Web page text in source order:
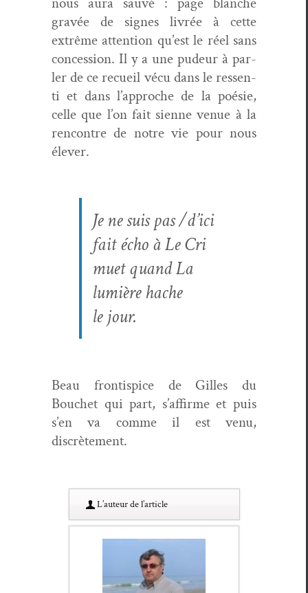
gravée de signes livrée à cette
extrême atten­tion qu’est le réel sans
con­ces­sion. Il y a une pudeur à par­
ler de ce recueil vécu dans le ressen­
ti et dans l’approche de la poésie,
celle que l’on fait sienne venue à la
ren­con­tre de notre vie pour nous
élever.
Je ne suis pas /d’ici
fait écho àLe Cri
muetquandLa
lumière hache
le jour.
Beau fron­tispice de Gilles du
Bouchet qui part, s’affirme et puis
s’en va comme il est venu,
discrètement.
L’au­teur de l’article